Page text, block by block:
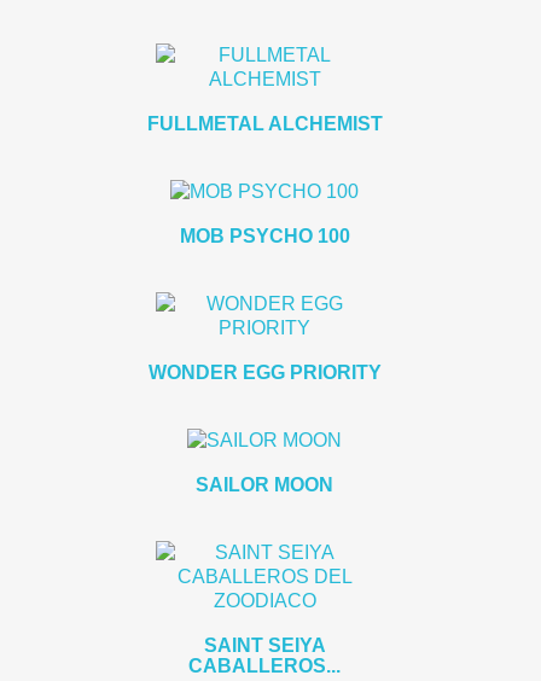
FULLMETAL ALCHEMIST
MOB PSYCHO 100
WONDER EGG PRIORITY
SAILOR MOON
SAINT SEIYA
CABALLEROS...